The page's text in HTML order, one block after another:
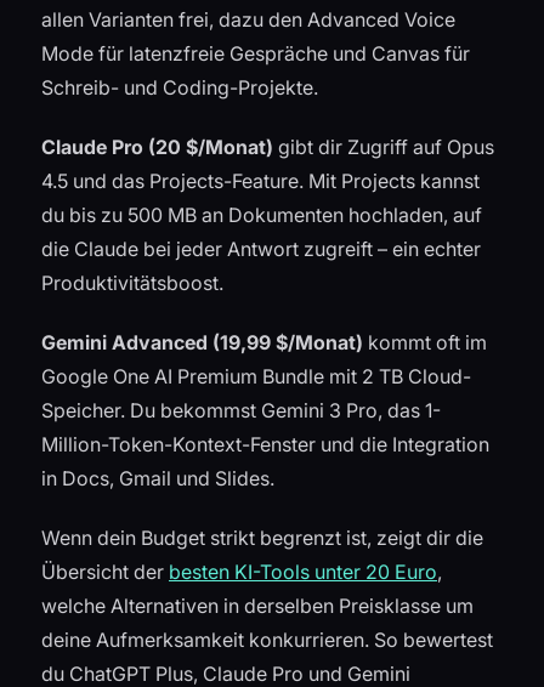
allen Varianten frei, dazu den Advanced Voice
Mode für latenzfreie Gespräche und Canvas für
Schreib- und Coding-Projekte.
Claude Pro (20 $/Monat) gibt dir Zugriff auf Opus
4.5 und das Projects-Feature. Mit Projects kannst
du bis zu 500 MB an Dokumenten hochladen, auf
die Claude bei jeder Antwort zugreift – ein echter
Produktivitätsboost.
Gemini Advanced (19,99 $/Monat) kommt oft im
Google One AI Premium Bundle mit 2 TB Cloud-
Speicher. Du bekommst Gemini 3 Pro, das 1-
Million-Token-Kontext-Fenster und die Integration
in Docs, Gmail und Slides.
Wenn dein Budget strikt begrenzt ist, zeigt dir die
Übersicht der besten KI-Tools unter 20 Euro,
welche Alternativen in derselben Preisklasse um
deine Aufmerksamkeit konkurrieren. So bewertest
du ChatGPT Plus, Claude Pro und Gemini